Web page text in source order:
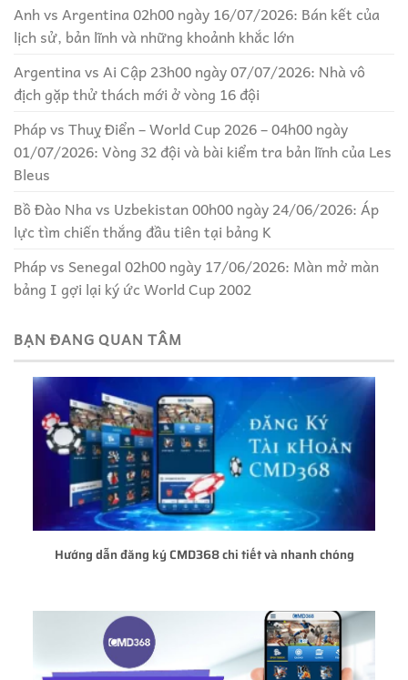
Anh vs Argentina 02h00 ngày 16/07/2026: Bán kết của
lịch sử, bản lĩnh và những khoảnh khắc lớn
Argentina vs Ai Cập 23h00 ngày 07/07/2026: Nhà vô
địch gặp thử thách mới ở vòng 16 đội
Pháp vs Thuỵ Điển – World Cup 2026 – 04h00 ngày
01/07/2026: Vòng 32 đội và bài kiểm tra bản lĩnh của Les
Bleus
Bồ Đào Nha vs Uzbekistan 00h00 ngày 24/06/2026: Áp
lực tìm chiến thắng đầu tiên tại bảng K
Pháp vs Senegal 02h00 ngày 17/06/2026: Màn mở màn
bảng I gợi lại ký ức World Cup 2002
BẠN ĐANG QUAN TÂM
Hướng dẫn đăng ký CMD368 chi tiết và nhanh chóng